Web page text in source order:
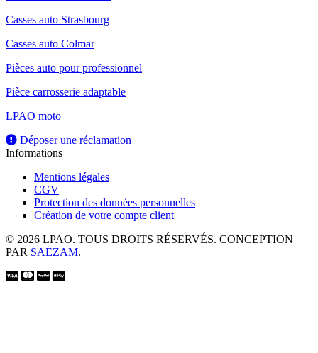
Casses auto Strasbourg
Casses auto Colmar
Pièces auto pour professionnel
Pièce carrosserie adaptable
LPAO moto
Déposer une réclamation
Informations
Mentions légales
CGV
Protection des données personnelles
Création de votre compte client
© 2026 LPAO. TOUS DROITS RÉSERVÉS. CONCEPTION
PAR SAEZAM.